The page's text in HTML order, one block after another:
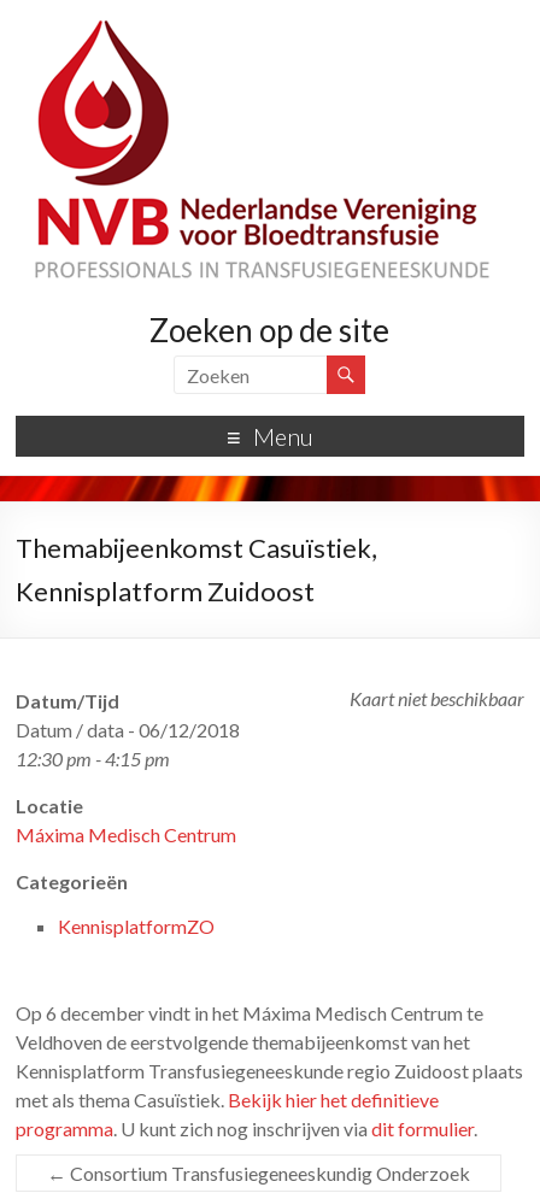
Zoeken op de site
Menu
Themabijeenkomst Casuïstiek,
Kennisplatform Zuidoost
Kaart niet beschikbaar
Datum/Tijd
Datum / data - 06/12/2018
12:30 pm - 4:15 pm
Locatie
Máxima Medisch Centrum
Categorieën
KennisplatformZO
Op 6 december vindt in het Máxima Medisch Centrum te
Veldhoven de eerstvolgende themabijeenkomst van het
Kennisplatform Transfusiegeneeskunde regio Zuidoost plaats
met als thema Casuïstiek. Bekijk hier het definitieve
programma. U kunt zich nog inschrijven viadit formulier.
← Consortium Transfusiegeneeskundig Onderzoek